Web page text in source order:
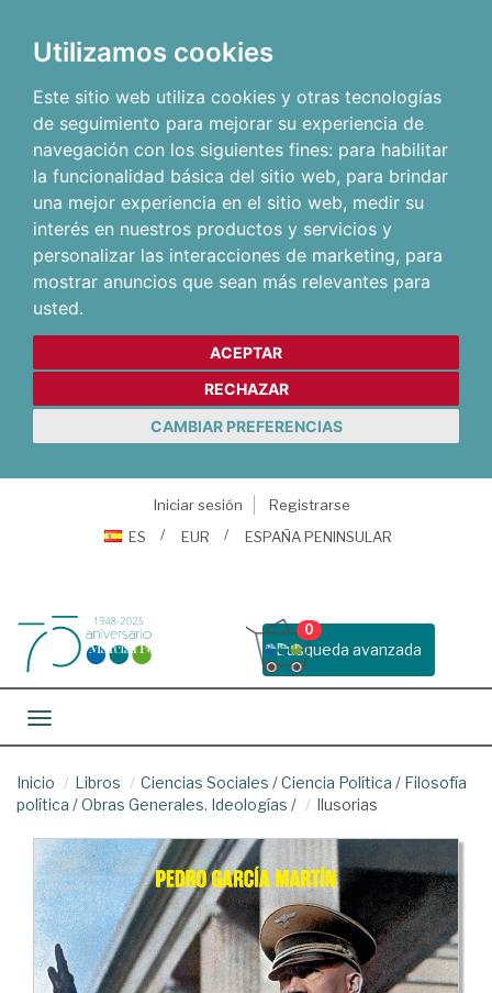
Utilizamos cookies
Este sitio web utiliza cookies y otras tecnologías
de seguimiento para mejorar su experiencia de
navegación con los siguientes fines: para habilitar
la funcionalidad básica del sitio web, para brindar
una mejor experiencia en el sitio web, medir su
interés en nuestros productos y servicios y
personalizar las interacciones de marketing, para
mostrar anuncios que sean más relevantes para
usted.
ACEPTAR
RECHAZAR
CAMBIAR PREFERENCIAS
Iniciar sesión
Registrarse
ES
EUR ESPAÑA PENINSULAR
Busqueda avanzada
0
Toggle navigation
Inicio Libros Ciencias Sociales /Ciencia Política / Filosofía
política /Obras Generales. Ideologías / Ilusorias